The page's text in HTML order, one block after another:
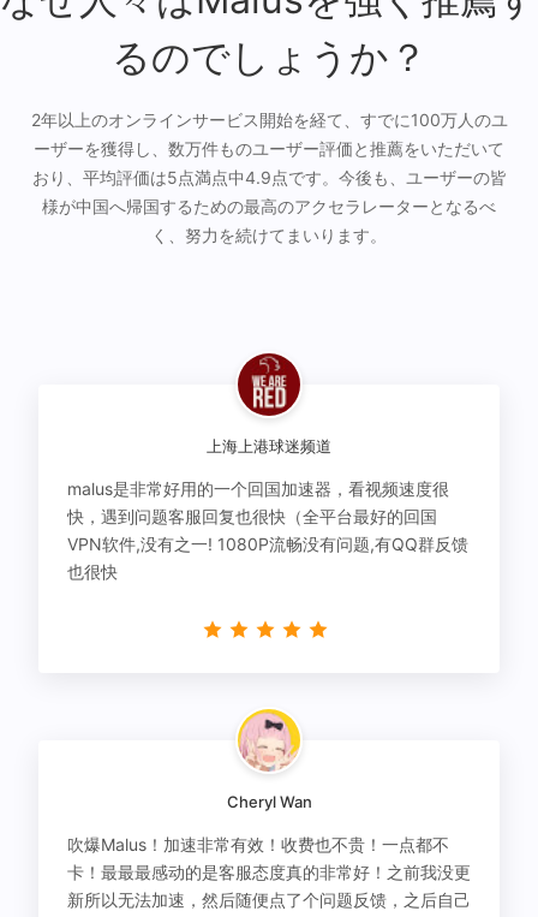
るのでしょうか？
2年以上のオンラインサービス開始を経て、すでに100万人のユ
ーザーを獲得し、数万件ものユーザー評価と推薦をいただいて
おり、平均評価は5点満点中4.9点です。今後も、ユーザーの皆
様が中国へ帰国するための最高のアクセラレーターとなるべ
く、努力を続けてまいります。
上海上港球迷频道
malus是非常好用的一个回国加速器，看视频速度很
快，遇到问题客服回复也很快（全平台最好的回国
VPN软件,没有之一! 1080P流畅没有问题,有QQ群反馈
也很快
Cheryl Wan
吹爆Malus！加速非常有效！收费也不贵！一点都不
卡！最最最感动的是客服态度真的非常好！之前我没更
新所以无法加速，然后随便点了个问题反馈，之后自己